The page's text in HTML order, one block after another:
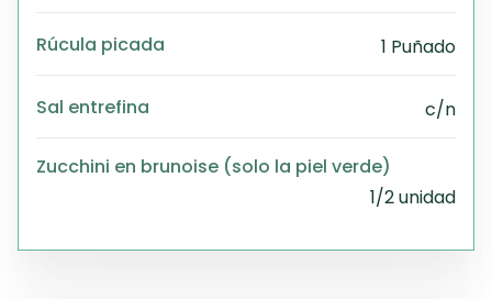
Rúcula picada 1 Puñado
Sal entrefina c/n
Zucchini en brunoise (solo la piel verde)
1/2 unidad